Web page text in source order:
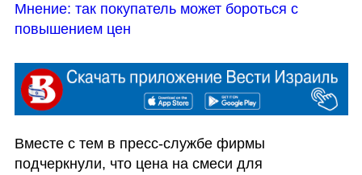
Мнение: так покупатель может бороться с
повышением цен
Вместе с тем в пресс-службе фирмы
подчеркнули, что цена на смеси для